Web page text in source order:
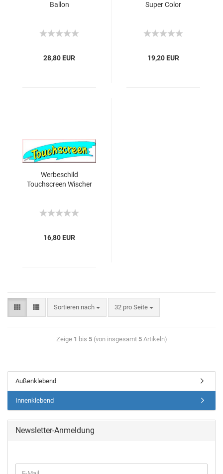
Ballon
28,80 EUR
Super Color
19,20 EUR
Werbeschild
Touchscreen Wischer
16,80 EUR
Sortieren nach 32 pro Seite
Zeige 1 bis 5(von insgesamt 5Artikeln)
Außenklebend
Innenklebend
Newsletter-Anmeldung